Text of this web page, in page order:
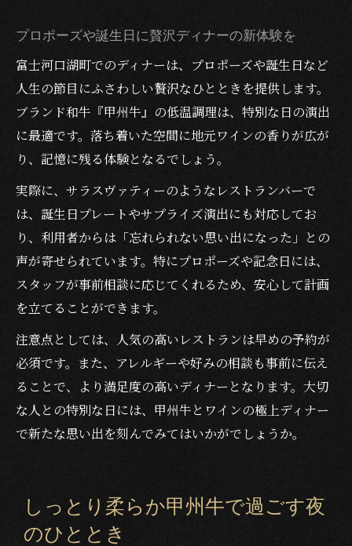
プロポーズや誕生日に贅沢ディナーの新体験を
富士河口湖町でのディナーは、プロポーズや誕生日など
人生の節目にふさわしい贅沢なひとときを提供します。
ブランド和牛『甲州牛』の低温調理は、特別な日の演出
に最適です。落ち着いた空間に地元ワインの香りが広が
り、記憶に残る体験となるでしょう。
実際に、サラスヴァティーのようなレストランバーで
は、誕生日プレートやサプライズ演出にも対応してお
り、利用者からは「忘れられない思い出になった」との
声が寄せられています。特にプロポーズや記念日には、
スタッフが事前相談に応じてくれるため、安心して計画
を立てることができます。
注意点としては、人気の高いレストランは早めの予約が
必須です。また、アレルギーや好みの相談も事前に伝え
ることで、より満足度の高いディナーとなります。大切
な人との特別な日には、甲州牛とワインの極上ディナー
で新たな思い出を刻んでみてはいかがでしょうか。
しっとり柔らか甲州牛で過ごす夜
のひととき